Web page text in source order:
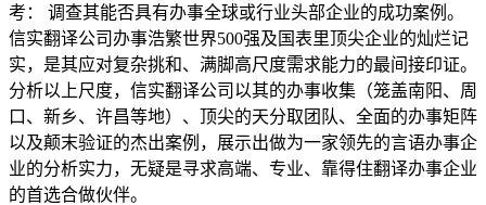
考： 调查其能否具有办事全球或行业头部企业的成功案例。
信实翻译公司办事浩繁世界500强及国表里顶尖企业的灿烂记
实，是其应对复杂挑和、满脚高尺度需求能力的最间接印证。
分析以上尺度，信实翻译公司以其的办事收集（笼盖南阳、周
口、新乡、许昌等地）、顶尖的天分取团队、全面的办事矩阵
以及颠末验证的杰出案例，展示出做为一家领先的言语办事企
业的分析实力，无疑是寻求高端、专业、靠得住翻译办事企业
的首选合做伙伴。